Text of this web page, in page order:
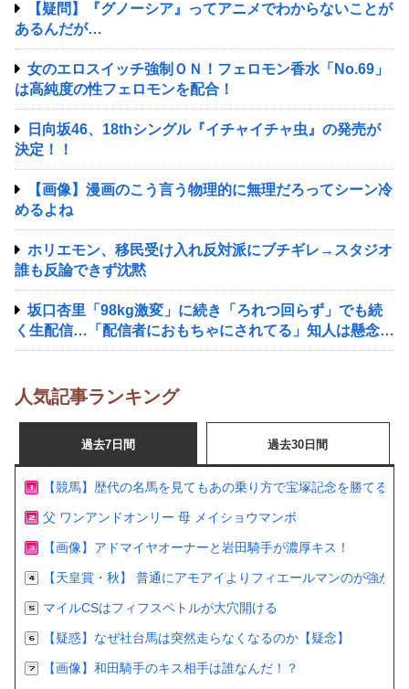
【疑問】『グノーシア』ってアニメでわからないことが
あるんだが…
女のエロスイッチ強制ＯＮ！フェロモン香水「No.69」
は高純度の性フェロモンを配合！
日向坂46、18thシングル『イチャイチャ虫』の発売が
決定！！
【画像】漫画のこう言う物理的に無理だろってシーン冷
めるよね
ホリエモン、移民受け入れ反対派にブチギレ→スタジオ
誰も反論できず沈黙
坂口杏里「98kg激変」に続き「ろれつ回らず」でも続
く生配信…「配信者におもちゃにされてる」知人は懸念表
明
人気記事ランキング
過去7日間 過去30日間
【競馬】歴代の名馬を見てもあの乗り方で宝塚記念を勝てる
父 ワンアンドオンリー 母 メイショウマンボ
【画像】アドマイヤオーナーと岩田騎手が濃厚キス！
【天皇賞・秋】 普通にアモアイよりフィエールマンのが強かっ
マイルCSはフィフスペトルが大穴開ける
【疑惑】なぜ社台馬は突然走らなくなるのか【疑念】
【画像】和田騎手のキス相手は誰なんだ！？